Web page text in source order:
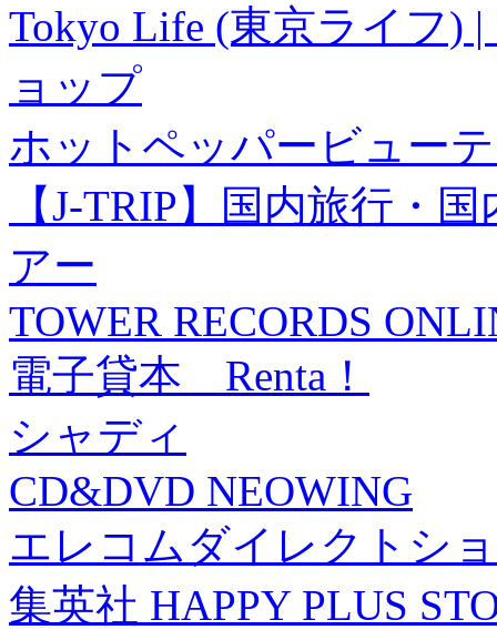
Tokyo Life (東京ライフ)
ョップ
ホットペッパービュー
【J-TRIP】国内旅行・
アー
TOWER RECORDS
電子貸本 Renta！
シャディ
CD&DVD NEOWING
エレコムダイレクトシ
集英社 HAPPY PLUS